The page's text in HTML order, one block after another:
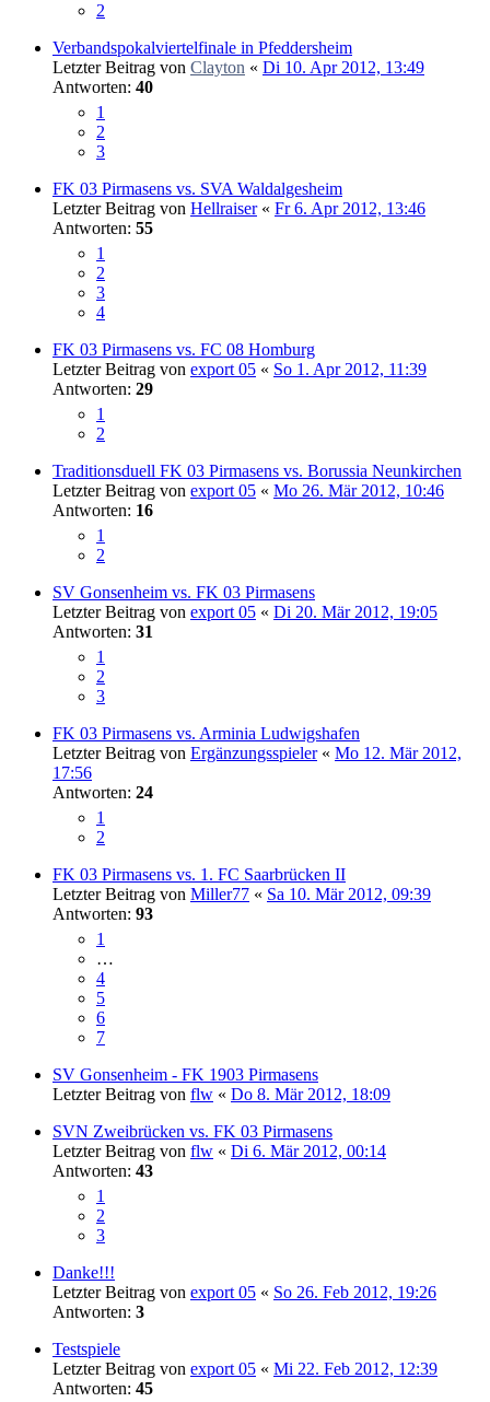
2
Verbandspokalviertelfinale in Pfeddersheim
Letzter Beitrag von Clayton « Di 10. Apr 2012, 13:49
Antworten: 40
1
2
3
FK 03 Pirmasens vs. SVA Waldalgesheim
Letzter Beitrag von Hellraiser« Fr 6. Apr 2012, 13:46
Antworten: 55
1
2
3
4
FK 03 Pirmasens vs. FC 08 Homburg
Letzter Beitrag von export 05 « So 1. Apr 2012, 11:39
Antworten: 29
1
2
Traditionsduell FK 03 Pirmasens vs. Borussia Neunkirchen
Letzter Beitrag von export 05 « Mo 26. Mär 2012, 10:46
Antworten: 16
1
2
SV Gonsenheim vs. FK 03 Pirmasens
Letzter Beitrag von export 05 « Di 20. Mär 2012, 19:05
Antworten: 31
1
2
3
FK 03 Pirmasens vs. Arminia Ludwigshafen
Letzter Beitrag von Ergänzungsspieler« Mo 12. Mär 2012,
17:56
Antworten: 24
1
2
FK 03 Pirmasens vs. 1. FC Saarbrücken II
Letzter Beitrag von Miller77 « Sa 10. Mär 2012, 09:39
Antworten: 93
1
…
4
5
6
7
SV Gonsenheim - FK 1903 Pirmasens
Letzter Beitrag von flw « Do 8. Mär 2012, 18:09
SVN Zweibrücken vs. FK 03 Pirmasens
Letzter Beitrag von flw « Di 6. Mär 2012, 00:14
Antworten: 43
1
2
3
Danke!!!
Letzter Beitrag von export 05 « So 26. Feb 2012, 19:26
Antworten: 3
Testspiele
Letzter Beitrag von export 05 « Mi 22. Feb 2012, 12:39
Antworten: 45